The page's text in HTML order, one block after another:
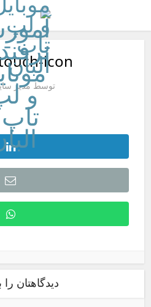
icon
توسط مدیر
دیدگاهتان را